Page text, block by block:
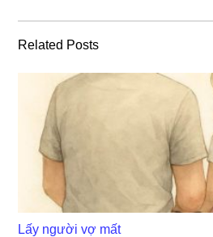
Related Posts
Lấy người vợ mất